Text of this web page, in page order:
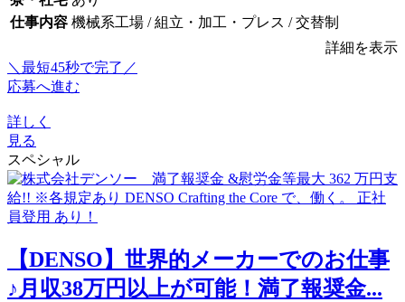
仕事内容 機械系工場 / 組立・加工・プレス / 交替制
詳細を表示
＼最短45秒で完了／
応募へ進む
詳しく
見る
スペシャル
【DENSO】世界的メーカーでのお仕事
♪月収38万円以上が可能！満了報奨金...